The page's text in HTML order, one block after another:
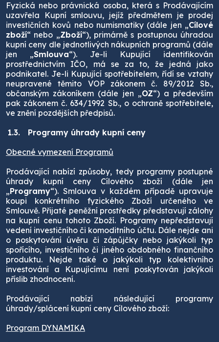
Fyzická nebo právnická osoba, která s Prodávajícím
uzavřela Kupní smlouvu, jejíž předmětem je prodej
investičních kovů nebo numismatiky (dále jen „Cílové
zboží“ nebo „Zboží“), primárně s postupnou úhradou
kupní ceny dle jednotlivých nákupních programů (dále
jen „Smlouva“). Je-li Kupující identifikován
prostřednictvím IČO, má se za to, že jedná jako
podnikatel. Je-li Kupující spotřebitelem, řídí se vztahy
neupravené těmito VOP zákonem č. 89/2012 Sb.,
občanským zákoníkem (dále jen „OZ“) a především
pak zákonem č. 634/1992 Sb., o ochraně spotřebitele,
ve znění pozdějších předpisů.
1.3.
Programy úhrady kupní ceny
Obecné vymezení Programů
Prodávající nabízí způsoby, tedy programy postupné
úhrady kupní ceny Cílového zboží (dále jen
„Programy“). Smlouva v každém případě upravuje
koupi konkrétního fyzického Zboží určeného ve
Smlouvě. Přijaté peněžní prostředky představují zálohy
na kupní cenu tohoto Zboží. Programy nepředstavují
vedení investičního či komoditního účtu. Dále nejde ani
o poskytování úvěru či zápůjčky nebo jakýkoli typ
spořícího, investičního či jiného obdobného finančního
produktu. Nejde také o jakýkoli typ kolektivního
investování a Kupujícímu není poskytován jakýkoli
příslib zhodnocení.
Prodávající nabízí následující programy
úhrady/splácení kupní ceny Cílového zboží:
Program DYNAMIKA